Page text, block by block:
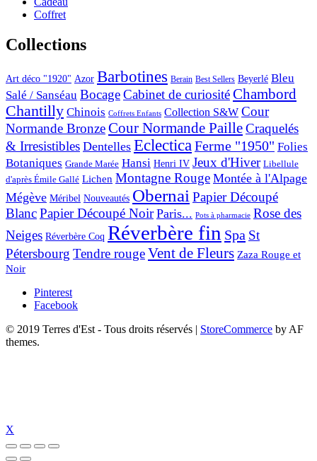
Coffret
Collections
Art déco "1920" Azor Barbotines Berain Best Sellers Beyerlé Bleu
Salé / Sanséau BocageCabinet de curiositéChambord
Chantilly Chinois Coffrets Enfants Collection S&W Cour
Normande BronzeCour Normande PailleCraquelés
& Irresistibles Dentelles EclecticaFerme "1950" Folies
Botaniques Grande Marée Hansi Henri IV Jeux d'Hiver Libellule
d'après Émile Gallé Lichen Montagne Rouge Montée à l'Alpage
Mégève Méribel Nouveautés ObernaiPapier Découpé
BlancPapier Découpé Noir Paris... Pots à pharmacie Rose des
Neiges Réverbère Coq Réverbère fin Spa St
Pétersbourg Tendre rougeVent de Fleurs Zaza Rouge et
Noir
Pinterest
Facebook
© 2019 Terres d'Est - Tous droits réservés
StoreCommerce by AF
themes.
X